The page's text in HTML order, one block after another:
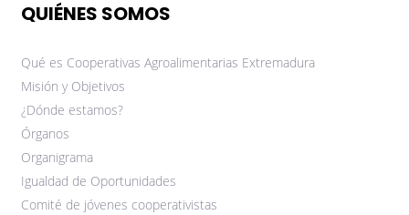
QUIÉNES SOMOS
Qué es Cooperativas Agroalimentarias Extremadura
Misión y Objetivos
¿Dónde estamos?
Órganos
Organigrama
Igualdad de Oportunidades
Comité de jóvenes cooperativistas